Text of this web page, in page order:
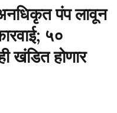
पंप लावून
५०
खंडित होणार